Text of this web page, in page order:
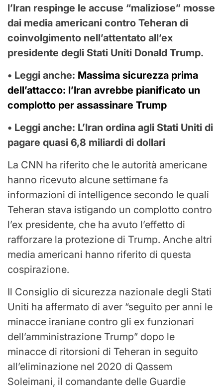
l’Iran respinge le accuse “maliziose” mosse
dai media americani contro Teheran di
coinvolgimento nell’attentato all’ex
presidente degli Stati Uniti Donald Trump.
• Leggi anche: Massima sicurezza prima
dell’attacco: l’Iran avrebbe pianificato un
complotto per assassinare Trump
• Leggi anche: L’Iran ordina agli Stati Uniti di
pagare quasi 6,8 miliardi di dollari
La CNN ha riferito che le autorità americane
hanno ricevuto alcune settimane fa
informazioni di intelligence secondo le quali
Teheran stava istigando un complotto contro
l’ex presidente, che ha avuto l’effetto di
rafforzare la protezione di Trump. Anche altri
media americani hanno riferito di questa
cospirazione.
Il Consiglio di sicurezza nazionale degli Stati
Uniti ha affermato di aver “seguito per anni le
minacce iraniane contro gli ex funzionari
dell’amministrazione Trump” dopo le
minacce di ritorsioni di Teheran in seguito
all’eliminazione nel 2020 di Qassem
Soleimani, il comandante delle Guardie